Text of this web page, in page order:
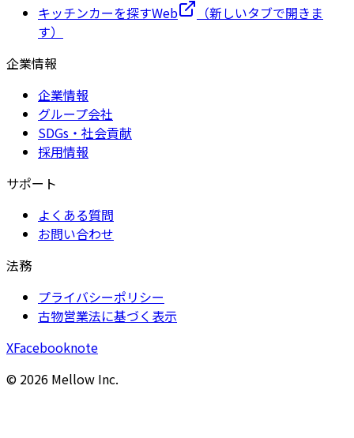
キッチンカーを探すWeb
（新しいタブで開きま
す）
企業情報
企業情報
グループ会社
SDGs・社会貢献
採用情報
サポート
よくある質問
お問い合わせ
法務
プライバシーポリシー
古物営業法に基づく表示
XFacebooknote
© 2026 Mellow Inc.